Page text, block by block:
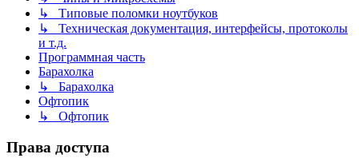
↳ Типовые поломки ноутбуков
↳ Техническая документация, интерфейсы, протоколы
и т.д.
Программная часть
Барахолка
↳ Барахолка
Офтопик
↳ Офтопик
Права доступа